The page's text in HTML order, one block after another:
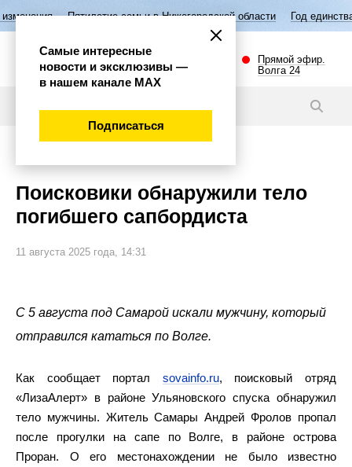
семьи в Нижегородской области Год единства народов
Прямой эфир.
Волга 24
Поисковики обнаружили тело
погибшего сапбордиста
11 августа 2025 года, 14:31
С 5 августа под Самарой искали мужчину, который
отправился кататься по Волге.
Как сообщает портал sovainfo.ru, поисковый отряд
«ЛизаАлерт» в районе Ульяновского спуска обнаружил
тело мужчины. Житель Самары Андрей Фролов пропал
после прогулки на сапе по Волге, в районе острова
Проран. О его местонахождении не было известно
Самые интересные
новости и эксклюзивы —
в нашем канале МАХ
Подписаться